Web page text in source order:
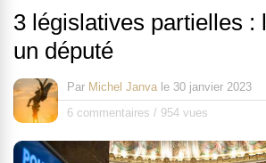
3 législatives partielles :
un député
Par Michel Janva le 30 janvier 2023
6 commentaires / 954 vues